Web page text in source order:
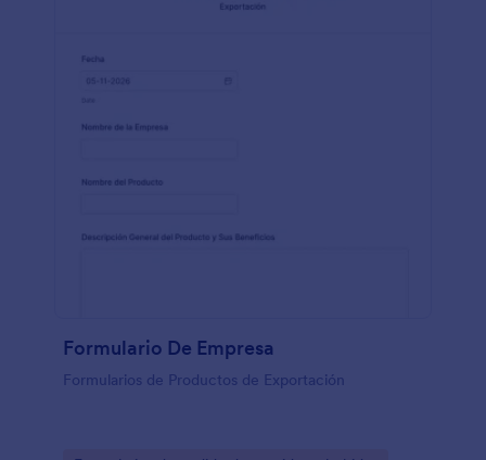
no personalizar vuestro formulario de pedido de
el formulario de pedido de café con nuestro creador
de formularios de arrastrar y soltar. Sin tener que
ítems del menú, subir fotografías, y cambiar el
preparado para aceptar pagos en PayPal - pero si
vuestro negocio!
Formulario De Empresa
Formularios de Productos de Exportación